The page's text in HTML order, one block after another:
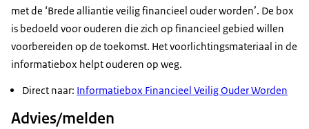
met de ‘Brede alliantie veilig financieel ouder worden’. De box
is bedoeld voor ouderen die zich op financieel gebied willen
voorbereiden op de toekomst. Het voorlichtingsmateriaal in de
informatiebox helpt ouderen op weg.
Direct naar: Informatiebox Financieel Veilig Ouder Worden
Advies/melden